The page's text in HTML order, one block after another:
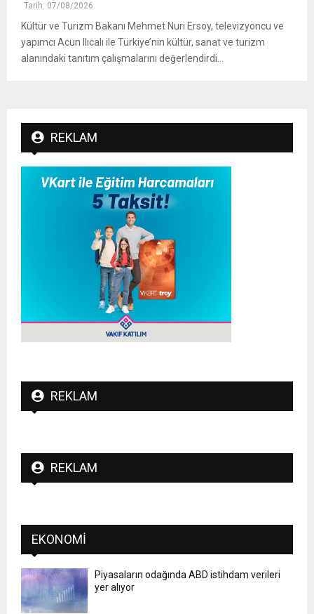
Tarih: 07/08/2026
Kültür ve Turizm Bakanı Mehmet Nuri Ersoy, televizyoncu ve
yapımcı Acun Ilıcalı ile Türkiye’nin kültür, sanat ve turizm
alanındaki tanıtım çalışmalarını değerlendirdi...
REKLAM
REKLAM
REKLAM
EKONOMI
Piyasaların odağında ABD istihdam verileri
yer alıyor